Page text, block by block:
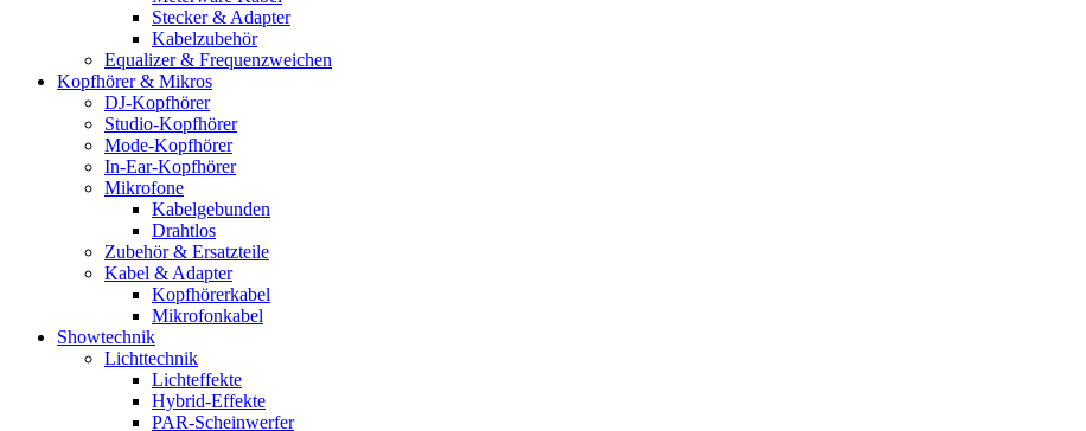
Stecker & Adapter
Kabelzubehör
Equalizer & Frequenzweichen
Kopfhörer & Mikros
DJ-Kopfhörer
Studio-Kopfhörer
Mode-Kopfhörer
In-Ear-Kopfhörer
Mikrofone
Kabelgebunden
Drahtlos
Zubehör & Ersatzteile
Kabel & Adapter
Kopfhörerkabel
Mikrofonkabel
Showtechnik
Lichttechnik
Lichteffekte
Hybrid-Effekte
PAR-Scheinwerfer